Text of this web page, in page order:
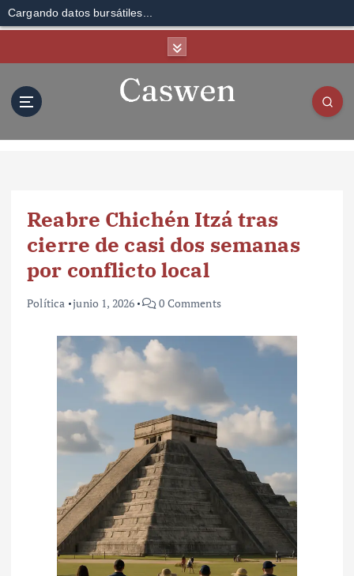
Cargando datos bursátiles...
Reabre Chichén Itzá tras
cierre de casi dos semanas
por conflicto local
Política junio 1, 2026 0 Comments